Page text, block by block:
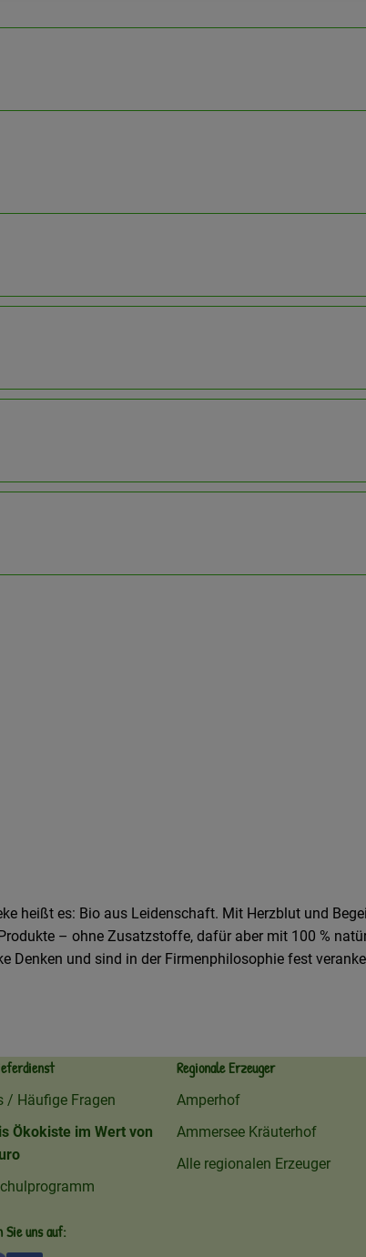
heißt es: Bio aus Leidenschaft. Mit Herzblut und
– ohne Zusatzstoffe, dafür aber mit 100 %
Denken und sind in der Firmenphilosophie fest
/ Häufige Fragen
Ökokiste im Wert von
Regionale Erzeuger
Amperhof
Ammersee Kräuterhof
Alle regionalen Erzeuger
Sie uns auf: